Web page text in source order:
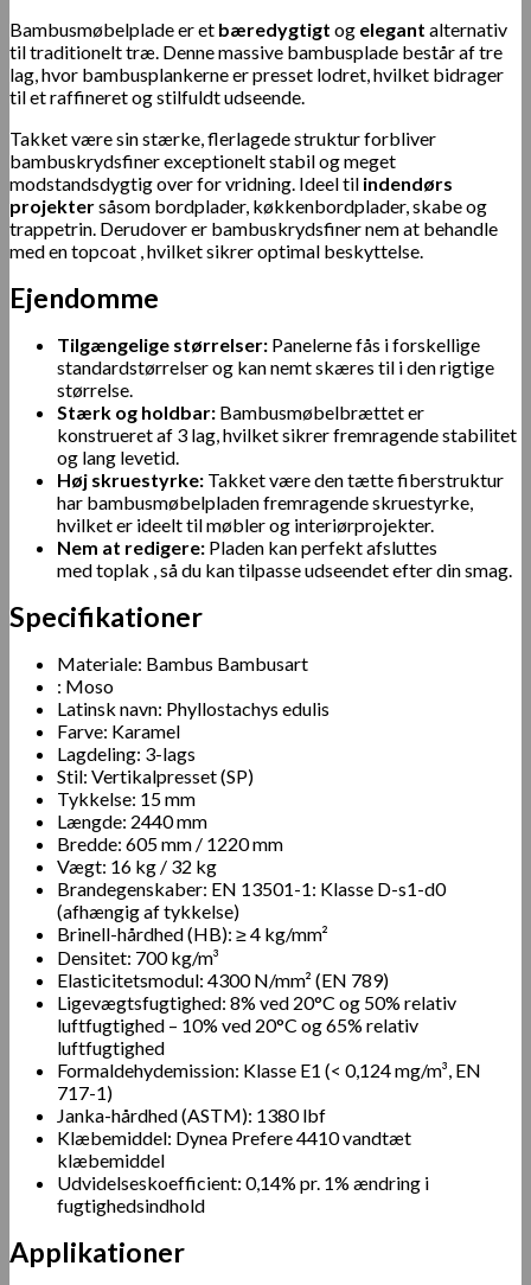
Bambusmøbelplade er et bæredygtigt og elegant alternativ
til traditionelt træ. Denne massive bambusplade består af tre
lag, hvor bambusplankerne er presset lodret, hvilket bidrager
til et raffineret og stilfuldt udseende.
Takket være sin stærke, flerlagede struktur forbliver
bambuskrydsfiner exceptionelt stabil og meget
modstandsdygtig over for vridning. Ideel til indendørs
projektersåsom bordplader, køkkenbordplader, skabe og
trappetrin. Derudover er bambuskrydsfiner nem at behandle
meden topcoat , hvilket sikrer optimal beskyttelse.
Ejendomme
Tilgængelige størrelser: Panelerne fås i forskellige
standardstørrelser og kan nemt skæres til i den rigtige
størrelse.
Stærk og holdbar: Bambusmøbelbrættet er
konstrueret af 3 lag, hvilket sikrer fremragende stabilitet
og lang levetid.
Høj skruestyrke: Takket være den tætte fiberstruktur
har bambusmøbelpladen fremragende skruestyrke,
hvilket er ideelt til møbler og interiørprojekter.
Nem at redigere: Pladen kan perfekt afsluttes
medtoplak , så du kan tilpasse udseendet efter din smag.
Specifikationer
Materiale: Bambus Bambusart
: Moso
Latinsk navn: Phyllostachys edulis
Farve: Karamel
Lagdeling: 3-lags
Stil: Vertikalpresset (SP)
Tykkelse: 15 mm
Længde: 2440 mm
Bredde: 605 mm / 1220 mm
Vægt: 16 kg / 32 kg
Brandegenskaber: EN 13501-1: Klasse D-s1-d0
(afhængig af tykkelse)
Brinell-hårdhed (HB): ≥ 4 kg/mm²
Densitet: 700 kg/m³
Elasticitetsmodul: 4300 N/mm² (EN 789)
Ligevægtsfugtighed: 8% ved 20°C og 50% relativ
luftfugtighed – 10% ved 20°C og 65% relativ
luftfugtighed
Formaldehydemission: Klasse E1 (< 0,124 mg/m³, EN
717-1)
Janka-hårdhed (ASTM): 1380 lbf
Klæbemiddel: Dynea Prefere 4410 vandtæt
klæbemiddel
Udvidelseskoefficient: 0,14% pr. 1% ændring i
fugtighedsindhold
Applikationer